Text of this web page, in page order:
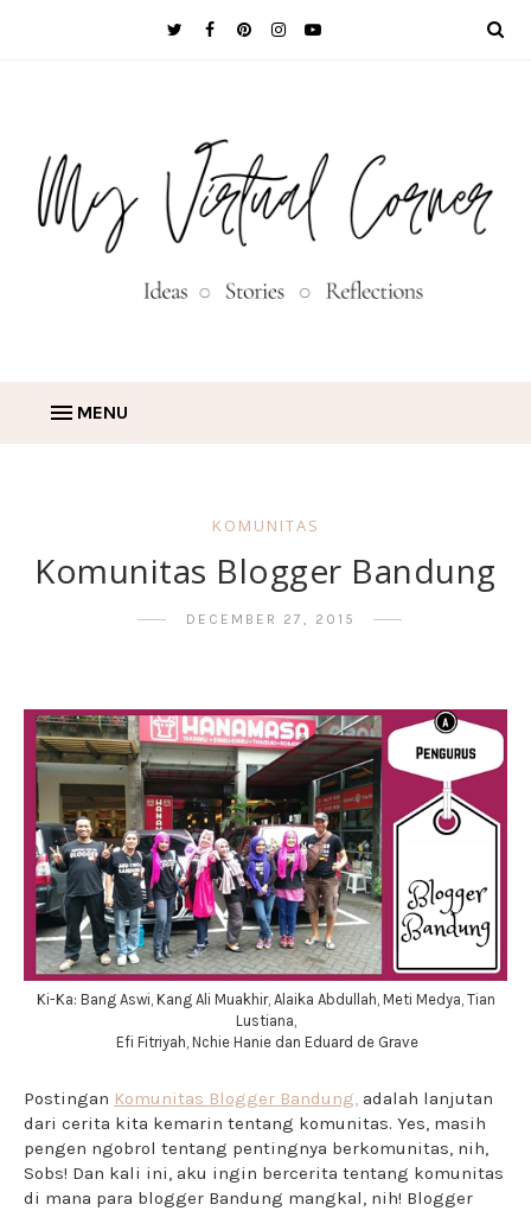
MENU
KOMUNITAS
Komunitas Blogger Bandung
DECEMBER 27, 2015
Ki-Ka: Bang Aswi, Kang Ali Muakhir, Alaika Abdullah, Meti Medya, Tian
Lustiana,
Efi Fitriyah, Nchie Hanie dan Eduard de Grave
Postingan Komunitas Blogger Bandung, adalah lanjutan
dari cerita kita kemarin tentang komunitas. Yes, masih
pengen ngobrol tentang pentingnya berkomunitas, nih,
Sobs! Dan kali ini, aku ingin bercerita tentang komunitas
di mana para blogger Bandung mangkal, nih! Blogger